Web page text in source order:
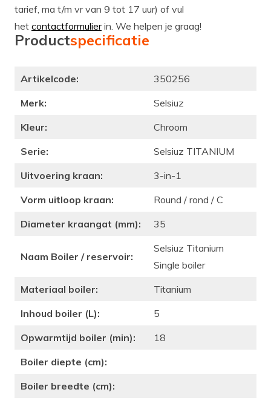
tarief, ma t/m vr van 9 tot 17 uur) of vul
het contactformulierin. We helpen je graag!
Productspecificatie
Artikelcode:
350256
Merk:
Selsiuz
Kleur:
Chroom
Serie:
Selsiuz TITANIUM
Uitvoering kraan:
3-in-1
Vorm uitloop kraan:
Round / rond / C
Diameter kraangat (mm):
35
Naam Boiler / reservoir:
Selsiuz Titanium
Single boiler
Materiaal boiler:
Titanium
Inhoud boiler (L):
5
Opwarmtijd boiler (min):
18
Boiler diepte (cm):
Boiler breedte (cm):